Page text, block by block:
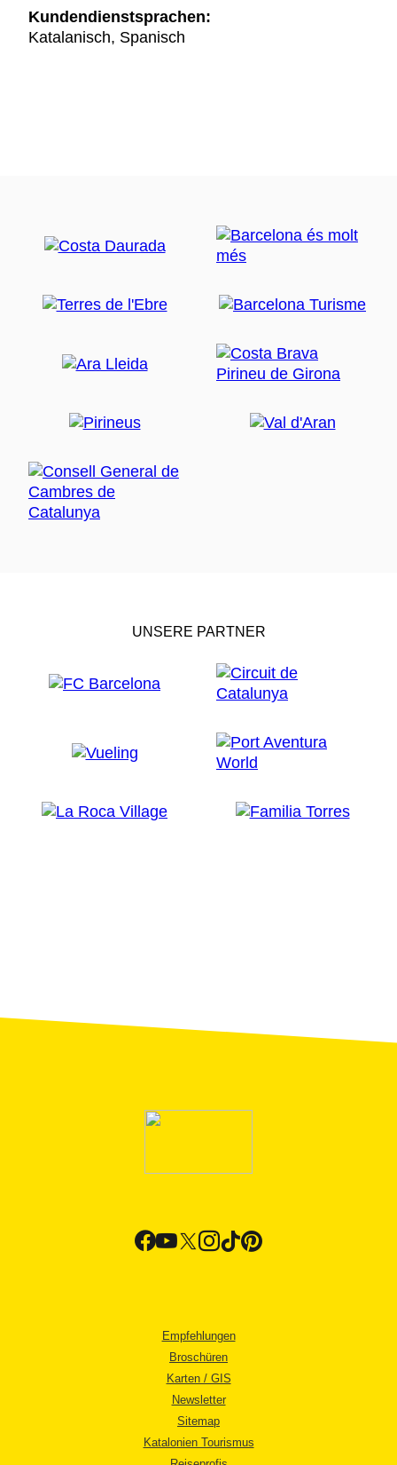
Kundendienstsprachen:
Katalanisch, Spanisch
UNSERE PARTNER
Empfehlungen
Broschüren
Karten / GIS
Newsletter
Sitemap
Katalonien Tourismus